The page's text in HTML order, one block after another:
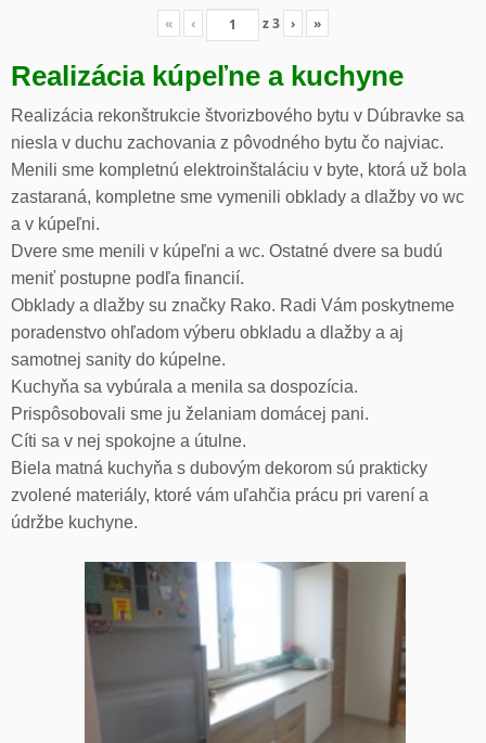
« ‹ z3 › »
Realizácia kúpeľne a kuchyne
Realizácia rekonštrukcie štvorizbového bytu v Dúbravke sa
niesla v duchu zachovania z pôvodného bytu čo najviac.
Menili sme kompletnú elektroinštaláciu v byte, ktorá už bola
zastaraná, kompletne sme vymenili obklady a dlažby vo wc
a v kúpeľni.
Dvere sme menili v kúpeľni a wc. Ostatné dvere sa budú
meniť postupne podľa financií.
Obklady a dlažby su značky Rako. Radi Vám poskytneme
poradenstvo ohľadom výberu obkladu a dlažby a aj
samotnej sanity do kúpelne.
Kuchyňa sa vybúrala a menila sa dospozícia.
Prispôsobovali sme ju želaniam domácej pani.
Cíti sa v nej spokojne a útulne.
Biela matná kuchyňa s dubovým dekorom sú prakticky
zvolené materiály, ktoré vám uľahčia prácu pri varení a
údržbe kuchyne.